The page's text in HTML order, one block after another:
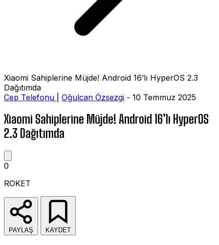
Xiaomi Sahiplerine Müjde! Android 16’lı HyperOS 2.3
Dağıtımda
Cep Telefonu
Oğulcan Özsezgi - 10 Temmuz 2025
Xiaomi Sahiplerine Müjde! Android 16’lı HyperOS
2.3 Dağıtımda
0
ROKET
PAYLAŞ KAYDET